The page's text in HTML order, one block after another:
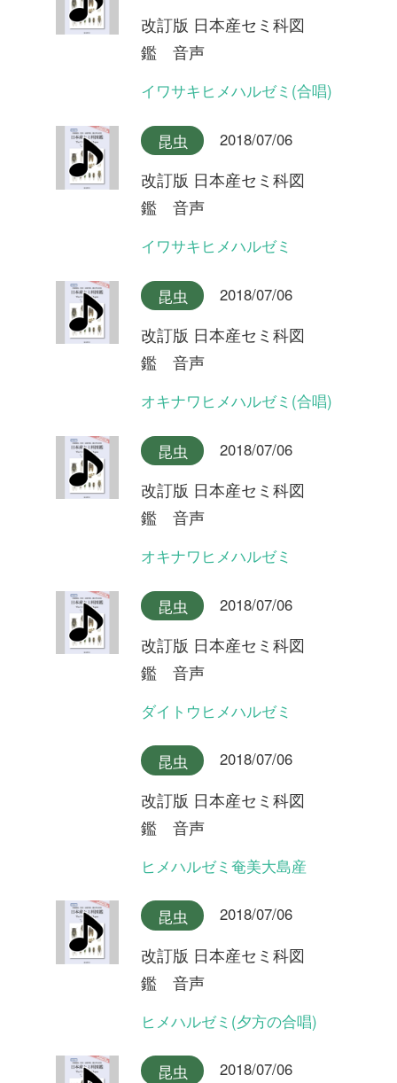
改訂版 日本産セミ科図
鑑 音声
改訂版 日本産セミ科図
鑑 音声
エゾハルゼミ(合唱)
昆虫 2018/07/06
改訂版 日本産セミ科図
鑑 音声
エゾハルゼミ(合唱)
改訂版 日本産セミ科図
鑑 音声
ハルゼミ(合唱)
昆虫 2018/07/06
鑑 音声
ハルゼミ
昆虫 2018/07/06
改訂版 日本産セミ科図
大島産(合唱)
昆虫 2018/07/06
改訂版 日本産セミ科図
大島産
昆虫 2018/07/06
改訂版 日本産セミ科図
リュウキュウアブラゼミ沖縄
本島産